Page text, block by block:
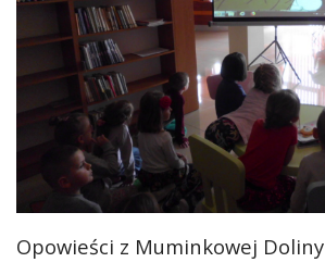
Opowieści z Muminkowej Doliny